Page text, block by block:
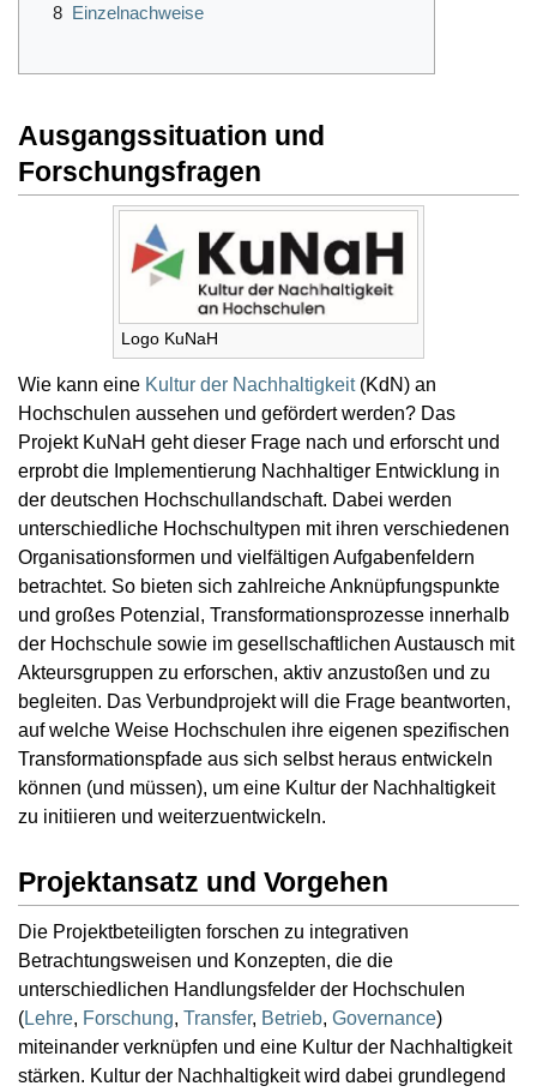
8 Einzelnachweise
Ausgangssituation und
Forschungsfragen
Logo KuNaH
Wie kann eine Kultur der Nachhaltigkeit(KdN) an
Hochschulen aussehen und gefördert werden? Das
Projekt KuNaH geht dieser Frage nach und erforscht und
erprobt die Implementierung Nachhaltiger Entwicklung in
der deutschen Hochschullandschaft. Dabei werden
unterschiedliche Hochschultypen mit ihren verschiedenen
Organisationsformen und vielfältigen Aufgabenfeldern
betrachtet. So bieten sich zahlreiche Anknüpfungspunkte
und großes Potenzial, Transformationsprozesse innerhalb
der Hochschule sowie im gesellschaftlichen Austausch mit
Akteursgruppen zu erforschen, aktiv anzustoßen und zu
begleiten. Das Verbundprojekt will die Frage beantworten,
auf welche Weise Hochschulen ihre eigenen spezifischen
Transformationspfade aus sich selbst heraus entwickeln
können (und müssen), um eine Kultur der Nachhaltigkeit
zu initiieren und weiterzuentwickeln.
Projektansatz und Vorgehen
Die Projektbeteiligten forschen zu integrativen
Betrachtungsweisen und Konzepten, die die
unterschiedlichen Handlungsfelder der Hochschulen
(Lehre, Forschung, Transfer, Betrieb, Governance)
miteinander verknüpfen und eine Kultur der Nachhaltigkeit
stärken. Kultur der Nachhaltigkeit wird dabei grundlegend